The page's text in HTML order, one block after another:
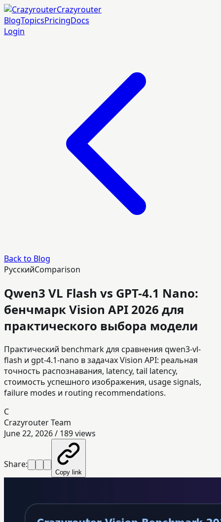
Crazyrouter
BlogTopicsPricingDocs
Login
Back to Blog
РусскийComparison
Qwen3 VL Flash vs GPT-4.1 Nano:
бенчмарк Vision API 2026 для
практического выбора модели
Практический benchmark для сравнения qwen3-vl-
flash и gpt-4.1-nano в задачах Vision API: реальная
точность распознавания, latency, tail latency,
стоимость успешного изображения, usage signals,
failure modes и routing recommendations.
C
Crazyrouter Team
June 22, 2026/ 189views
Share:
Copy link